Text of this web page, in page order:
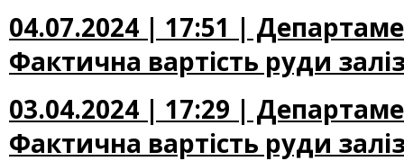
04.07.2024 | 17:51 |
Фактична вартість руди
03.04.2024 | 17:29 |
Фактична вартість руди